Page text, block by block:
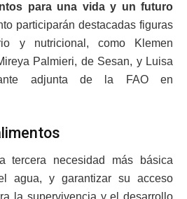
para una vida y un futuro
participarán destacadas figuras
y nutricional, como Klemen
Palmieri, de Sesan, y Luisa
adjunta de la FAO en
tercera necesidad más básica
agua, y garantizar su acceso
la supervivencia y el desarrollo